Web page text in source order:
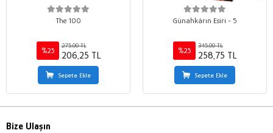
The 100
%25
275,00 TL
206,25 TL
Sepete Ekle
Günahkârın Esiri - 5
%25
345,00 TL
258,75 TL
Sepete Ekle
Bize Ulaşın